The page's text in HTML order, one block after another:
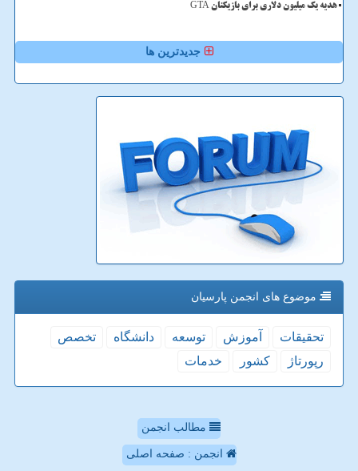
هدیه یک میلیون دلاری برای بازیکنان GTA
جدیدترین ها
موضوع های انجمن پارسیان
تحقیقات آموزش توسعه دانشگاه
تخصص
رپورتاژ
كشور خدمات
مطالب انجمن
انجمن : صفحه اصلی